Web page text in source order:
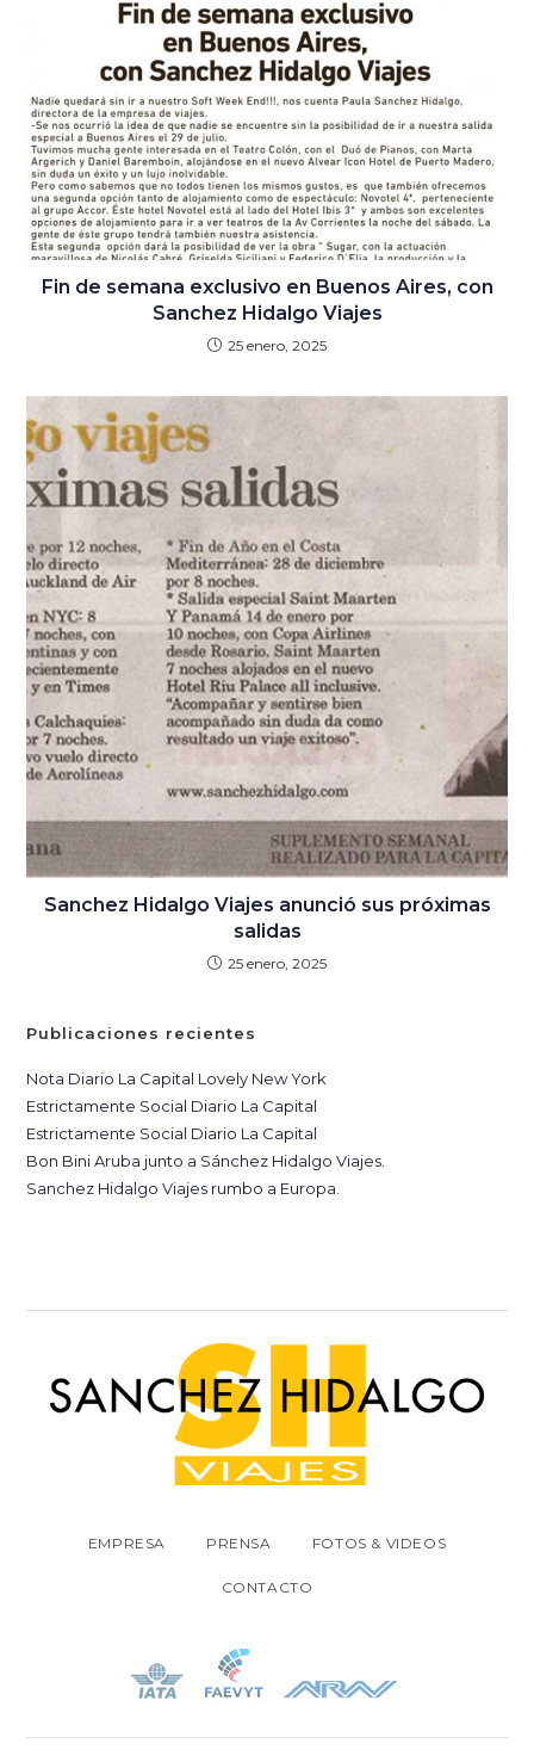
Fin de semana exclusivo en Buenos Aires, con
Sanchez Hidalgo Viajes
25 enero, 2025
Sanchez Hidalgo Viajes anunció sus próximas
salidas
25 enero, 2025
Publicaciones recientes
Nota Diario La Capital Lovely New York
Estrictamente Social Diario La Capital
Estrictamente Social Diario La Capital
Bon Bini Aruba junto a Sánchez Hidalgo Viajes.
Sanchez Hidalgo Viajes rumbo a Europa.
EMPRESA PRENSA FOTOS & VIDEOS
CONTACTO